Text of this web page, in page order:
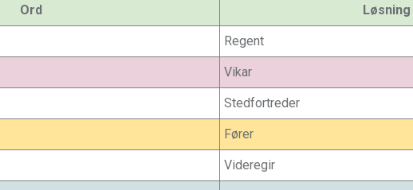
Ord Løsning
Regent
Vikar
Stedfortreder
Fører
Videregir